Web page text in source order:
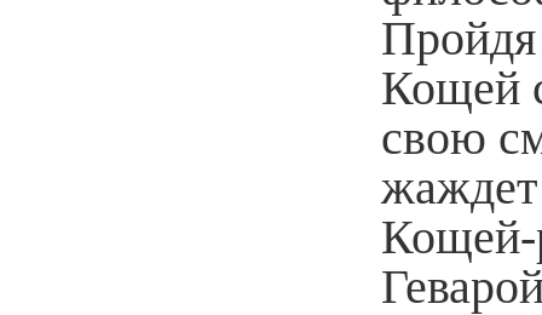
Пройдя
Кощей
свою
жаждет
Кощей-